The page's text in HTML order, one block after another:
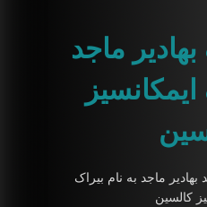
ماجد
ماجد به نام بیراک
کالسین